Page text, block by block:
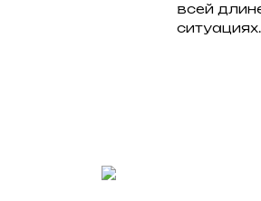
всей
ситуациях.